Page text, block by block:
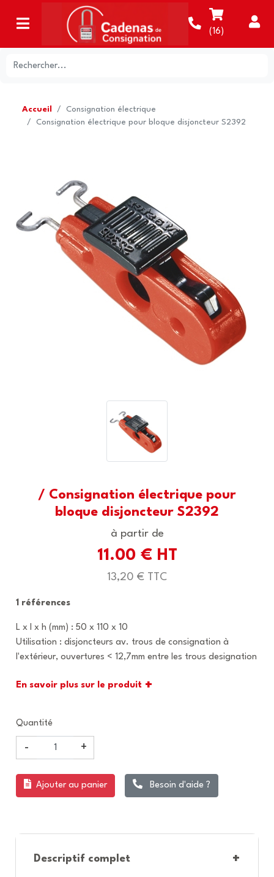
(16 )
Accueil
Consignation électrique
Consignation électrique pour bloque disjoncteur S2392
/ Consignation électrique pour
bloque disjoncteur S2392
à partir de
11.00 € HT
13,20 € TTC
1 références
L x l x h (mm) : 50 x 110 x 10
Utilisation : disjoncteurs av. trous de consignation à
l'extérieur, ouvertures < 12,7mm entre les trous designation
En savoir plus sur le produit +
Quantité
- +
Ajouter au panier Besoin d'aide ?
Descriptif complet +